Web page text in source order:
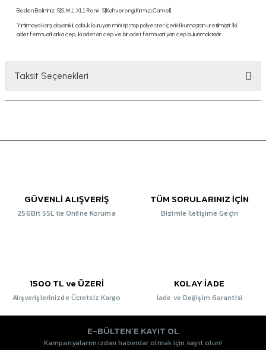
Beden Belirtiniz: S[S,M,L,XL]; Renk: S[Kahverengi,Kırmızı,Camel]
Yırtılmaya karşı dayanıklı, çabuk kuruyan mini ripstop polyester içerikli kumaştan üretilmiştir.İki
adet fermuarlı arka cep, iki adet ön cep ve bir adet fermuarlı yan cep bulunmaktadır.
Taksit Seçenekleri
GÜVENLİ ALIŞVERİŞ
256Bit SSL ile Online Koruma
TÜM SORULARINIZ İÇİN
Bizimle İletişime Geçin
1500 TL ve ÜZERİ
Alışverişlerinizde Ücretsiz Kargo
KOLAY İADE
İade ve Değişim Garantisi
E-BÜLTEN’E KAYIT OL
Kampanyalarımızdan haberdar olmak için kayıt olun!